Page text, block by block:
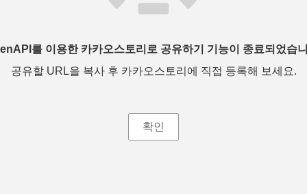
를 이용한 카카오스토리로 공유하기 기능이 종료되었습
공유할 URL을 복사 후 카카오스토리에 직접 등록해 보세요.
확인